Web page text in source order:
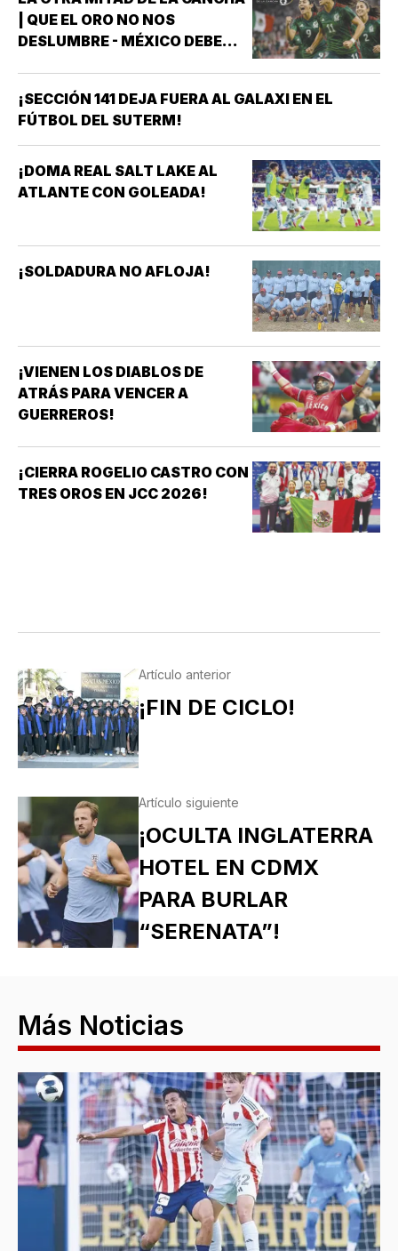
| QUE EL ORO NO NOS
DESLUMBRE - MÉXICO DEBE
BRASIL 2027 *MÉXICO GANÓ
EL ORO EN LOS JUEGOS
CENTROAMERICANOS Y DEL
CARIBE *HAY QUE CELEBRARLO
*HAY QUE RECONOCER A LAS
¡SECCIÓN 141 DEJA FUERA AL GALAXI EN EL
FÚTBOL DEL SUTERM!
¡DOMA REAL SALT LAKE AL
ATLANTE CON GOLEADA!
¡SOLDADURA NO AFLOJA!
¡VIENEN LOS DIABLOS DE
ATRÁS PARA VENCER A
GUERREROS!
¡CIERRA ROGELIO CASTRO CON
TRES OROS EN JCC 2026!
Artículo anterior
¡FIN DE CICLO!
Artículo siguiente
¡OCULTA INGLATERRA
HOTEL EN CDMX
PARA BURLAR
“SERENATA”!
Más Noticias